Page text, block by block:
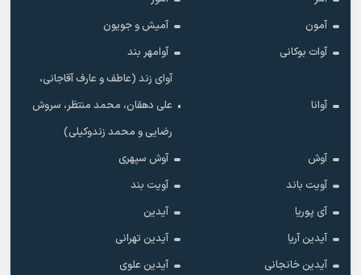
آمون
آمیش و جویون
آوات بوکانی
آوامهر بند
آوانا
آوای زند (عاطف و عارف آقاجانی،
علی دهقان، محمد منتظر، سروش
رضایی و محمد زندوکیلی)
آوش
آوش سپهری
آویت باند
آویت بند
آی پوریا
آیدین
آیدین آریا
آیدین تهرانی
آیدین خانجانی
آیدین علوی